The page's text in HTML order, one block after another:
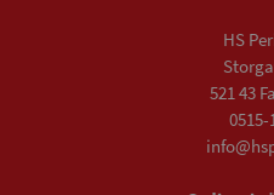
HS
521 43
0515-